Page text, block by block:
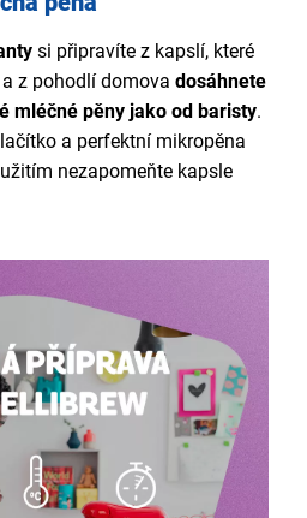
si připravíte z kapslí, které
z pohodlí domova dosáhnete
mléčné pěny jako od baristy.
a perfektní mikropěna
nezapomeňte kapsle